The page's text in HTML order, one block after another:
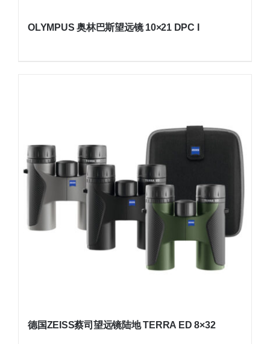
OLYMPUS 奥林巴斯望远镜 10×21 DPC I
德国ZEISS蔡司望远镜陆地 TERRA ED 8×32